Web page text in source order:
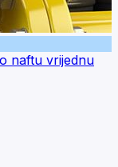
naftu vrijednu